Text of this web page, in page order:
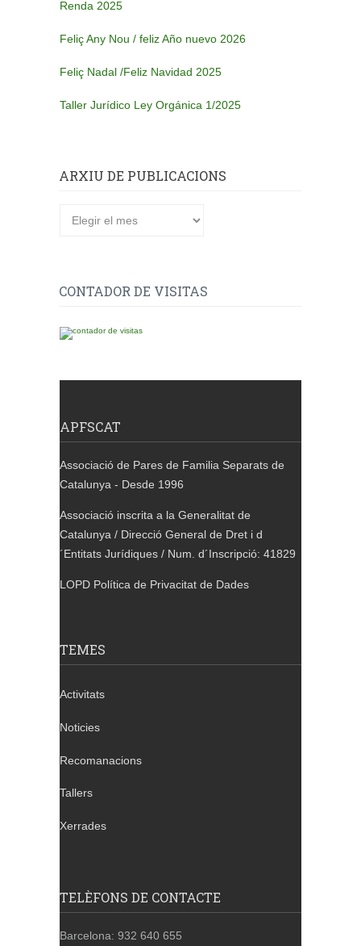
Renda 2025
Feliç Any Nou / feliz Año nuevo 2026
Feliç Nadal /Feliz Navidad 2025
Taller Jurídico Ley Orgánica 1/2025
ARXIU DE PUBLICACIONS
CONTADOR DE VISITAS
APFSCAT
Associació de Pares de Familia Separats de
Catalunya - Desde 1996
Associació inscrita a la Generalitat de
Catalunya / Direcció General de Dret i d
´Entitats Jurídiques / Num. d´Inscripció: 41829
LOPD Política de Privacitat de Dades
TEMES
Activitats
Noticies
Recomanacions
Tallers
Xerrades
TELÈFONS DE CONTACTE
Barcelona: 932 640 655